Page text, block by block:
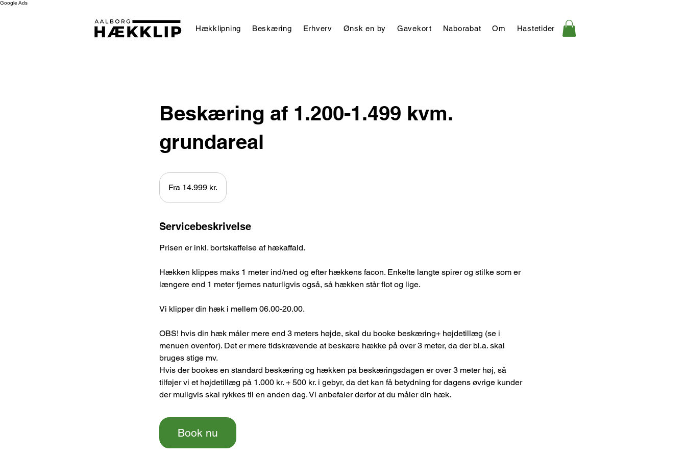
Google Ads
Hækklipning Beskæring Erhverv Ønsk en by Gavekort Naborabat Om Hastetider
Beskæring af 1.200-1.499 kvm.
grundareal
Fra
14.999
danskeFra 14.999 kr.
Servicebeskrivelse
Prisen er inkl. bortskaffelse af hækaffald.
Hækken klippes maks 1 meter ind/ned og efter hækkens facon. Enkelte langte spirer og stilke som er
længere end 1 meter fjernes naturligvis også, så hækken står flot og lige.
Vi klipper din hæk i mellem 06.00-20.00.
OBS! hvis din hæk måler mere end 3 meters højde, skal du booke beskæring+ højdetillæg (se i
menuen ovenfor). Det er mere tidskrævende at beskære hække på over 3 meter, da der bl.a. skal
bruges stige mv.
Hvis der bookes en standard beskæring og hækken på beskæringsdagen er over 3 meter høj, så
tilføjer vi et højdetillæg på 1.000 kr. + 500 kr. i gebyr, da det kan få betydning for dagens øvrige kunder
der muligvis skal rykkes til en anden dag. Vi anbefaler derfor at du måler din hæk.
Book nu